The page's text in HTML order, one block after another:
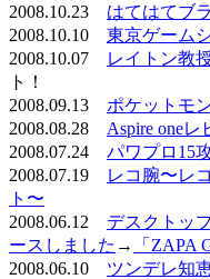
2008.10.23 はてはてブ
2008.10.10 東京ゲーム
2008.10.07
レイトン教
ト！
2008.09.13 ポケットモ
2008.08.28 Aspire oneレ
2008.07.24 パワプロ15
2008.07.19
レコ腕〜レ
ト〜
2008.06.12 デスクトッ
ースしました →
「ZAPA
2008.06.10 ツンデレ知